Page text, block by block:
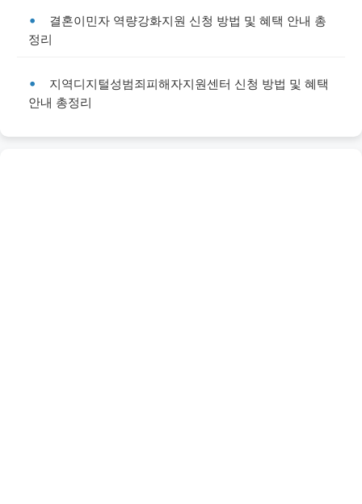
결혼이민자 역량강화지원 신청 방법 및 혜택 안내 총
정리
지역디지털성범죄피해자지원센터 신청 방법 및 혜택
안내 총정리